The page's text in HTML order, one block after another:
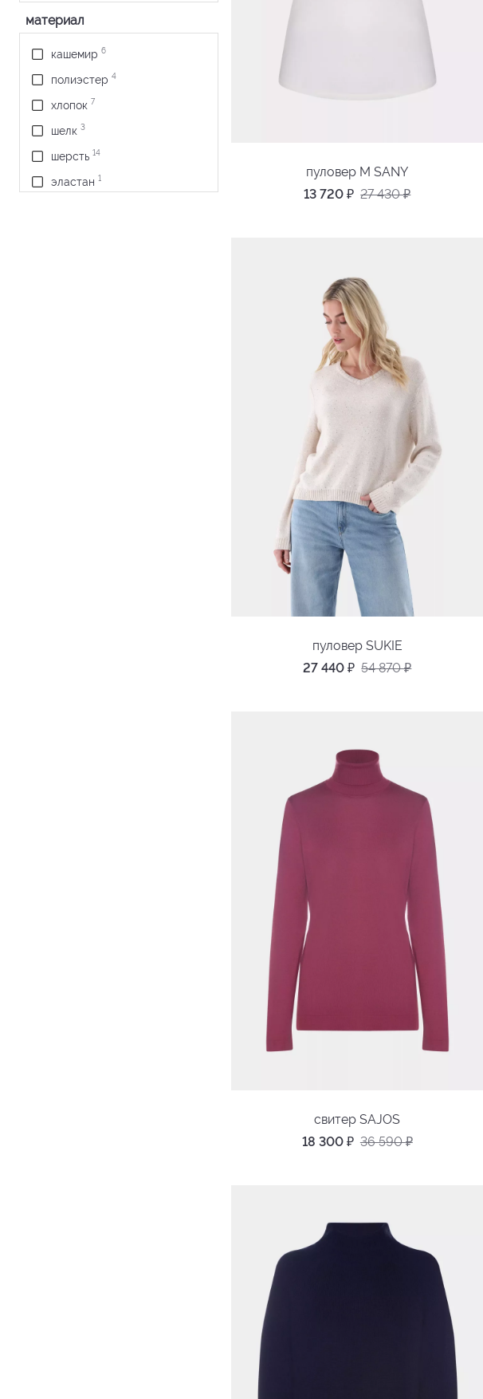
материал
кашемир 6
полиэстер 4
хлопок 7
шелк 3
шерсть 14
эластан 1
пуловер M SANY
13 720₽ 27 430₽
пуловер SUKIE
27 440₽ 54 870₽
свитер SAJOS
18 300 ₽ 36 590₽